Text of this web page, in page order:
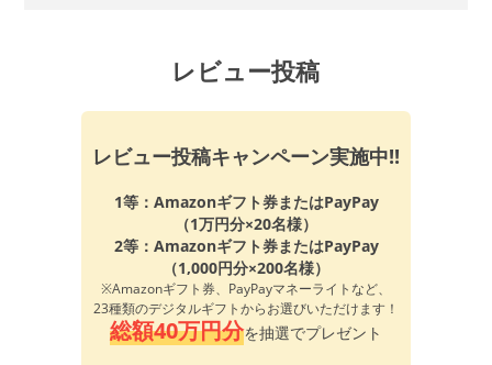
レビュー投稿
レビュー投稿キャンペーン実施中!!
1等：Amazonギフト券またはPayPay
（1万円分×20名様）
2等：Amazonギフト券またはPayPay
（1,000円分×200名様）
※Amazonギフト券、PayPayマネーライトなど、
23種類のデジタルギフトからお選びいただけます！
総額40万円分を抽選でプレゼント